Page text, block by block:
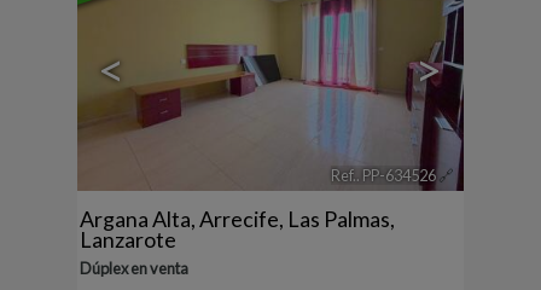
< >
Ref.. PP-634526🔗
Argana Alta,Arrecife, Las Palmas,
Lanzarote
Dúplex en venta